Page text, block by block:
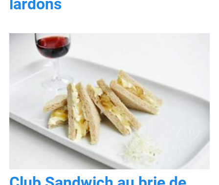
lardons